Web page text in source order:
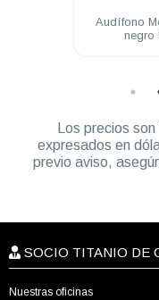
Audífono
negro
Los precios
expresados en
previo aviso,
SOCIO TITANIO DE
Nuestras oficinas